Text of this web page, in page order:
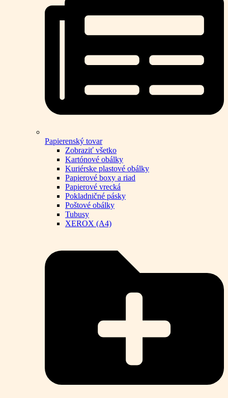
Papierenský tovar
Zobraziť všetko
Kartónové obálky
Kuriérske plastové obálky
Papierové boxy a riad
Papierové vrecká
Pokladničné pásky
Poštové obálky
Tubusy
XEROX (A4)